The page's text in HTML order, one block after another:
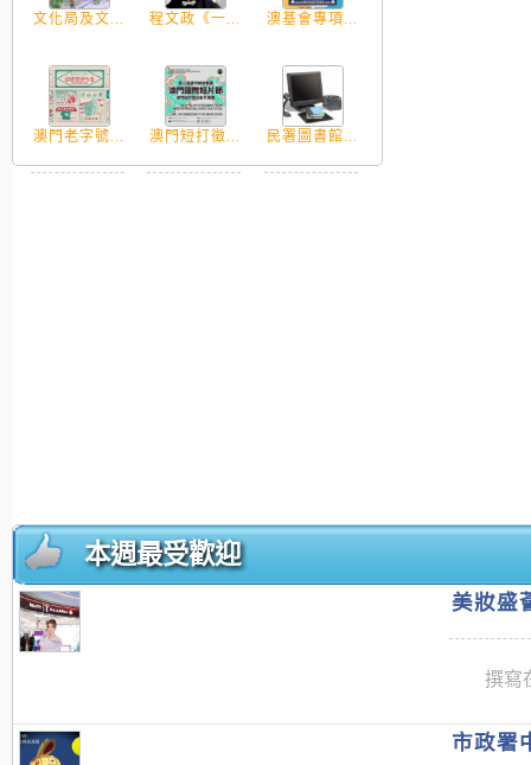
文化局及文... 程文政《一... 澳基會專項...
澳門老字號... 澳門短打徵... 民署圖書館...
本週最受歡迎
美妝盛
撰寫
市政署